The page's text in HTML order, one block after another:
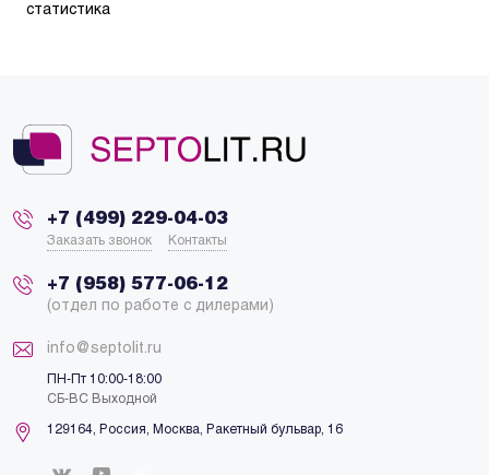
статистика
+7 (499) 229-04-03
Заказать звонок Контакты
+7 (958) 577-06-12
(отдел по работе с дилерами)
info@septolit.ru
ПН-Пт 10:00-18:00
СБ-ВС Выходной
129164, Россия, Москва, Ракетный бульвар, 16